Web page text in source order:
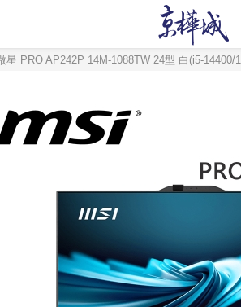
星 PRO AP242P 14M-1088TW 24型 白(i5-14400/